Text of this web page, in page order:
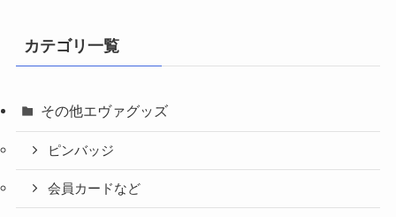
カテゴリ一覧
その他エヴァグッズ
ピンバッジ
会員カードなど